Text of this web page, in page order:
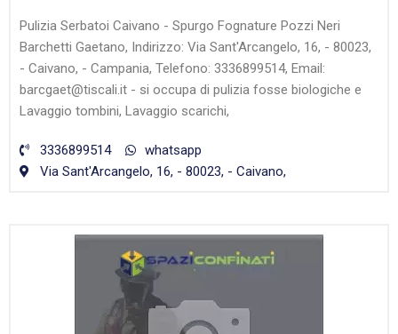
Pulizia Serbatoi Caivano - Spurgo Fognature Pozzi Neri
Barchetti Gaetano, Indirizzo: Via Sant'Arcangelo, 16, - 80023,
- Caivano, - Campania, Telefono: 3336899514, Email:
barcgaet@tiscali.it - si occupa di pulizia fosse biologiche e
Lavaggio tombini, Lavaggio scarichi,
3336899514
whatsapp
Via Sant'Arcangelo, 16, - 80023, - Caivano,